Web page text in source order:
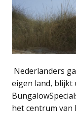
Nederlanders
eigen land, blijkt
het centrum van